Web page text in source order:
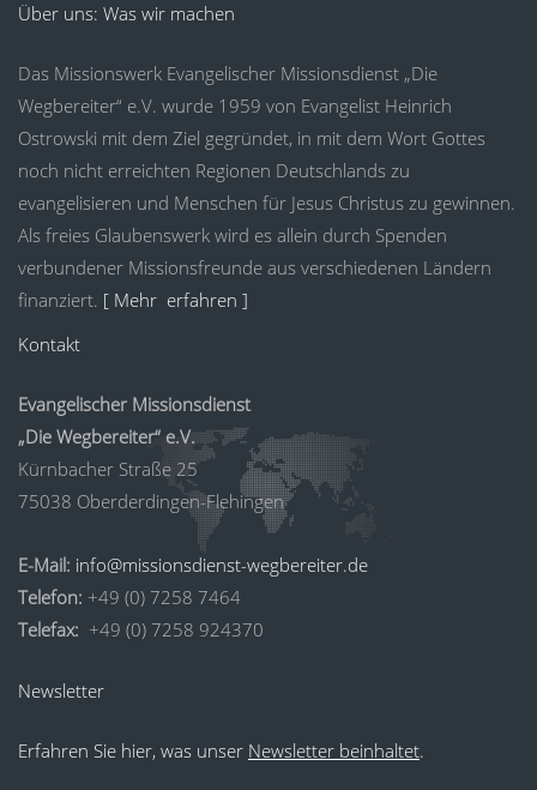
Über uns: Was wir machen
Das Missionswerk Evangelischer Missionsdienst „Die
Wegbereiter“ e.V. wurde 1959 von Evangelist Heinrich
Ostrowski mit dem Ziel gegründet, in mit dem Wort Gottes
noch nicht erreichten Regionen Deutschlands zu
evangelisieren und Menschen für Jesus Christus zu gewinnen.
Als freies Glaubenswerk wird es allein durch Spenden
verbundener Missionsfreunde aus verschiedenen Ländern
finanziert. [ Mehr erfahren ]
Kontakt
Evangelischer Missionsdienst
„Die Wegbereiter“ e.V.
Kürnbacher Straße 25
75038 Oberderdingen-Flehingen
E-Mail: info@missionsdienst-wegbereiter.de
Telefon: +49 (0) 7258 7464
Telefax: +49 (0) 7258 924370
Newsletter
Erfahren Sie hier, was unser Newsletter beinhaltet.